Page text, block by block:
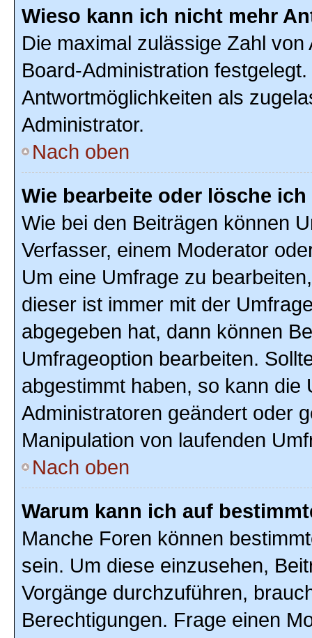
Wieso kann ich nicht mehr
Die maximal zulässige Zahl
Board-Administration
Antwortmöglichkeiten als
Administrator.
Nach oben
Wie bearbeite oder lösche
Wie bei den Beiträgen können
Verfasser, einem Moderator
Um eine Umfrage zu
dieser ist immer mit der
abgegeben hat, dann können
Umfrageoption bearbeiten.
abgestimmt haben, so kann
Administratoren geändert oder
Manipulation von laufenden
Nach oben
Warum kann ich auf
Manche Foren können
sein. Um diese einzusehen,
Vorgänge durchzuführen,
Berechtigungen. Frage einen